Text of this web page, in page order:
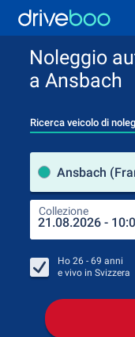
Noleggio
a Ansbach
Ricerca veicolo di
Ansbach
Collezione
Ho 26 - 69 anni
e vivo in Svizzera